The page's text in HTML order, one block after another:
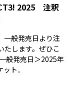
2025 注釈
一般発売日より注
たします。ぜひこ
般発売日＞2025年
ット..